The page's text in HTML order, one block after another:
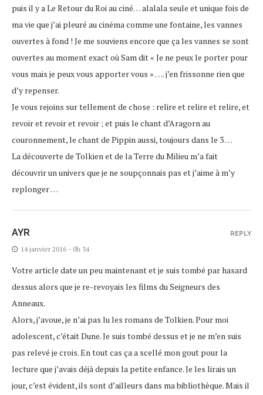
puis il y a Le Retour du Roi au ciné… alalala seule et unique fois de
ma vie que j’ai pleuré au cinéma comme une fontaine, les vannes
ouvertes à fond ! Je me souviens encore que ça les vannes se sont
ouvertes au moment exact où Sam dit « Je ne peux le porter pour
vous mais je peux vous apporter vous » …. j’en frissonne rien que
d’y repenser.
Je vous rejoins sur tellement de chose : relire et relire et relire, et
revoir et revoir et revoir ; et puis le chant d’Aragorn au
couronnement, le chant de Pippin aussi, toujours dans le 3 …
La découverte de Tolkien et de la Terre du Milieu m’a fait
découvrir un univers que je ne soupçonnais pas et j’aime à m’y
replonger …
AYR
14 janvier 2016 - 0h 34
Votre article date un peu maintenant et je suis tombé par hasard
dessus alors que je re-revoyais les films du Seigneurs des
Anneaux.
Alors, j’avoue, je n’ai pas lu les romans de Tolkien. Pour moi
adolescent, c’était Dune. Je suis tombé dessus et je ne m’en suis
pas relevé je crois. En tout cas ça a scellé mon gout pour la
lecture que j’avais déjà depuis la petite enfance. Je les lirais un
jour, c’est évident, ils sont d’ailleurs dans ma bibliothèque. Mais il
REPLY